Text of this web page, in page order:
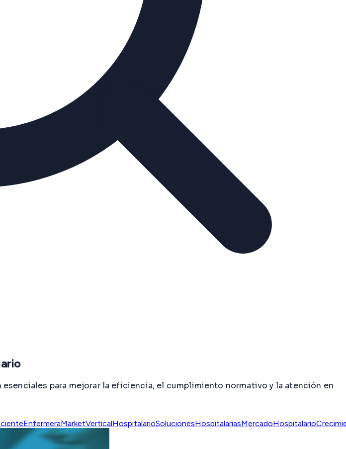
para mejorar la eficiencia, el cumplimiento normativo y la atención en
MarketVerticalHospitalarioSolucionesHospitalariasMercadoHospitalario